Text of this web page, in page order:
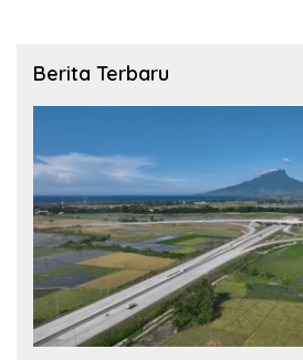
Berita Terbaru